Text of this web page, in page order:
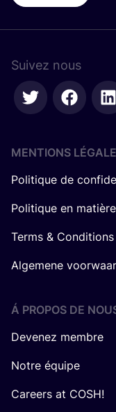
Suivez nous
MENTIONS
Politique de
Politique en
Terms &
Algemene
Á PROPOS DE
Devenez membre
Notre équipe
Careers at COSH!